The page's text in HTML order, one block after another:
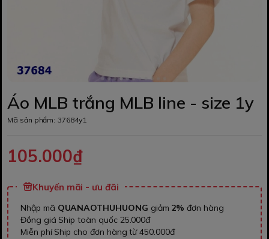
Áo MLB trắng MLB line - size 1y
Mã sản phẩm: 37684y1
105.000₫
Khuyến mãi - ưu đãi
Nhập mã QUANAOTHUHUONG giảm 2% đơn hàng
Đồng giá Ship toàn quốc 25.000đ
Miễn phí Ship cho đơn hàng từ 450.000đ